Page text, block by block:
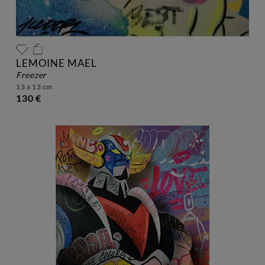
LEMOINE MAEL
freezer
13 x 13 cm
130 €